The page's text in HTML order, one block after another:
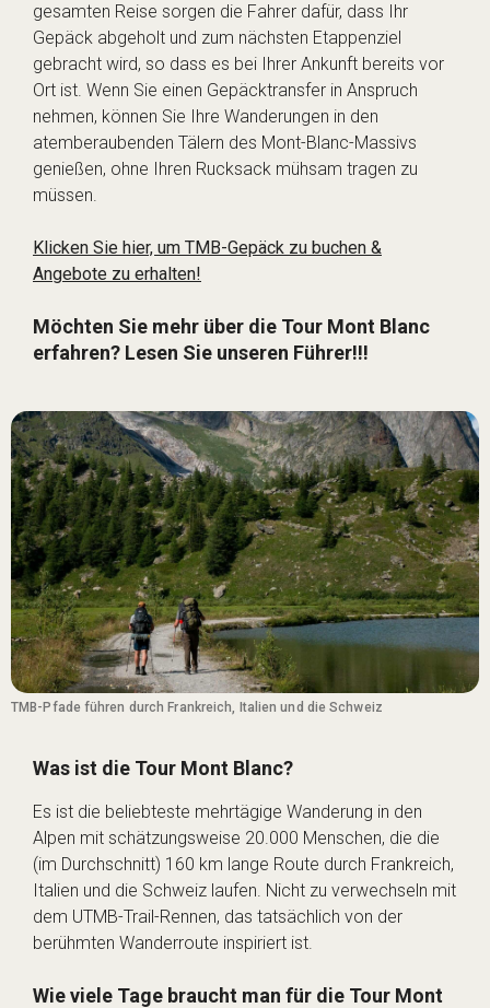
gesamten Reise sorgen die Fahrer dafür, dass Ihr
Gepäck abgeholt und zum nächsten Etappenziel
gebracht wird, so dass es bei Ihrer Ankunft bereits vor
Ort ist. Wenn Sie einen Gepäcktransfer in Anspruch
nehmen, können Sie Ihre Wanderungen in den
atemberaubenden Tälern des Mont-Blanc-Massivs
genießen, ohne Ihren Rucksack mühsam tragen zu
müssen.
Klicken Sie hier, um TMB-Gepäck zu buchen &
Angebote zu erhalten!
Möchten Sie mehr über die Tour Mont Blanc
erfahren? Lesen Sie unseren Führer!!!
TMB-Pfade führen durch Frankreich, Italien und die Schweiz
Was ist die Tour Mont Blanc?
Es ist die beliebteste mehrtägige Wanderung in den
Alpen mit schätzungsweise 20.000 Menschen, die die
(im Durchschnitt) 160 km lange Route durch Frankreich,
Italien und die Schweiz laufen. Nicht zu verwechseln mit
dem UTMB-Trail-Rennen, das tatsächlich von der
berühmten Wanderroute inspiriert ist.
Wie viele Tage braucht man für die Tour Mont